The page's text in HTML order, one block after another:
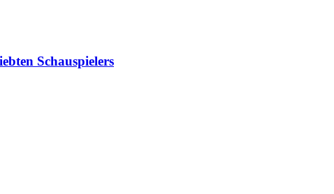
Schauspielers